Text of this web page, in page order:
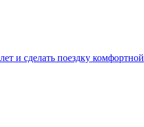
и сделать поездку комфортной